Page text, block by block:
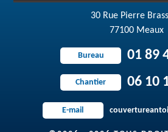
30 Rue Pierre
77100 Meaux
Bureau 01 89
Chantier 06 10
E-mail